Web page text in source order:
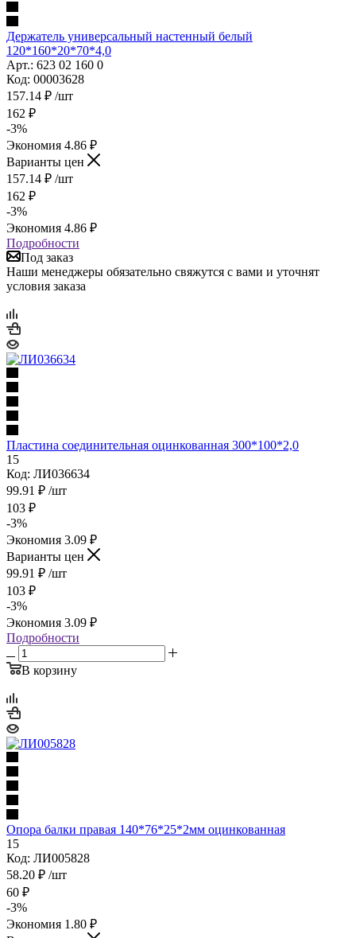
Держатель универсальный настенный белый
120*160*20*70*4,0
Арт.: 623 02 160 0
Код: 00003628
157.14 ₽ /шт
162 ₽
-3%
Экономия 4.86 ₽
Варианты цен
157.14 ₽ /шт
162 ₽
-3%
Экономия 4.86 ₽
Подробности
Под заказ
Наши менеджеры обязательно свяжутся с вами и уточнят
условия заказа
Пластина соединительная оцинкованная 300*100*2,0
15
Код: ЛИ036634
99.91 ₽ /шт
103 ₽
-3%
Экономия 3.09 ₽
Варианты цен
99.91 ₽ /шт
103 ₽
-3%
Экономия 3.09 ₽
Подробности
В корзину
Опора балки правая 140*76*25*2мм оцинкованная
15
Код: ЛИ005828
58.20 ₽ /шт
60 ₽
-3%
Экономия 1.80 ₽